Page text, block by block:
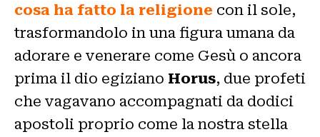
cosa ha fatto la religione con il sole,
trasformandolo in una figura umana da
adorare e venerare come Gesù o ancora
prima il dio egiziano Horus, due profeti
che vagavano accompagnati da dodici
apostoli proprio come la nostra stella